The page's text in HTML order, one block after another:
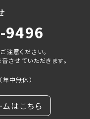
9496
意ください。
させていただきます。
中無休）
はこちら